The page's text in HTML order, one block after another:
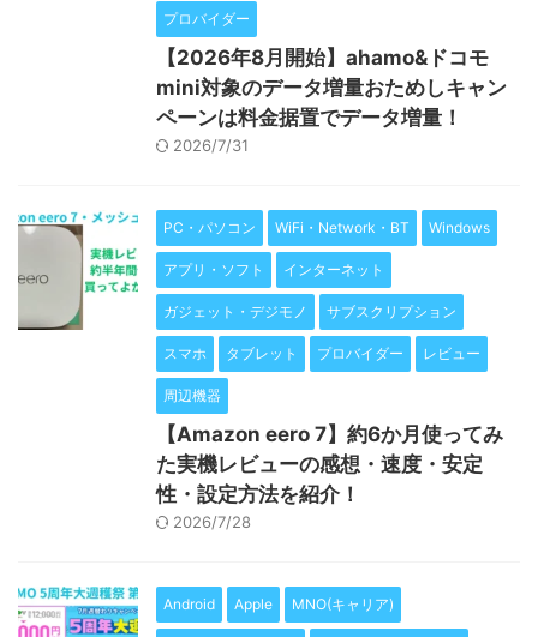
プロバイダー
【2026年8月開始】ahamo&ドコモ
mini対象のデータ増量おためしキャン
ペーンは料金据置でデータ増量！
2026/7/31
PC・パソコン WiFi・Network・BT Windows
アプリ・ソフト インターネット
ガジェット・デジモノ サブスクリプション
スマホ タブレット プロバイダー レビュー
周辺機器
【Amazon eero 7】約6か月使ってみ
た実機レビューの感想・速度・安定
性・設定方法を紹介！
2026/7/28
Android Apple MNO(キャリア)